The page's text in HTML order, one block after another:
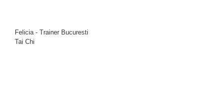
Felicia - Trainer Bucuresti
Tai Chi